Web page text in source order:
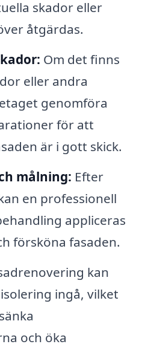
skador eller
åtgärdas.
Om det finns
eller andra
genomföra
för att
är i gott skick.
målning: Efter
en professionell
appliceras
försköna fasaden.
kan
ingå, vilket
och öka